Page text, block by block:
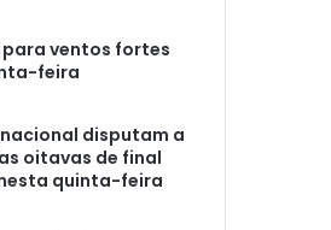
ventos fortes
feira
disputam a
oitavas de final
quinta-feira